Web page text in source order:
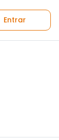
Entrar